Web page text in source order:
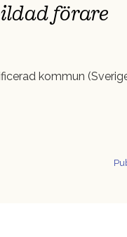
förare
kommun